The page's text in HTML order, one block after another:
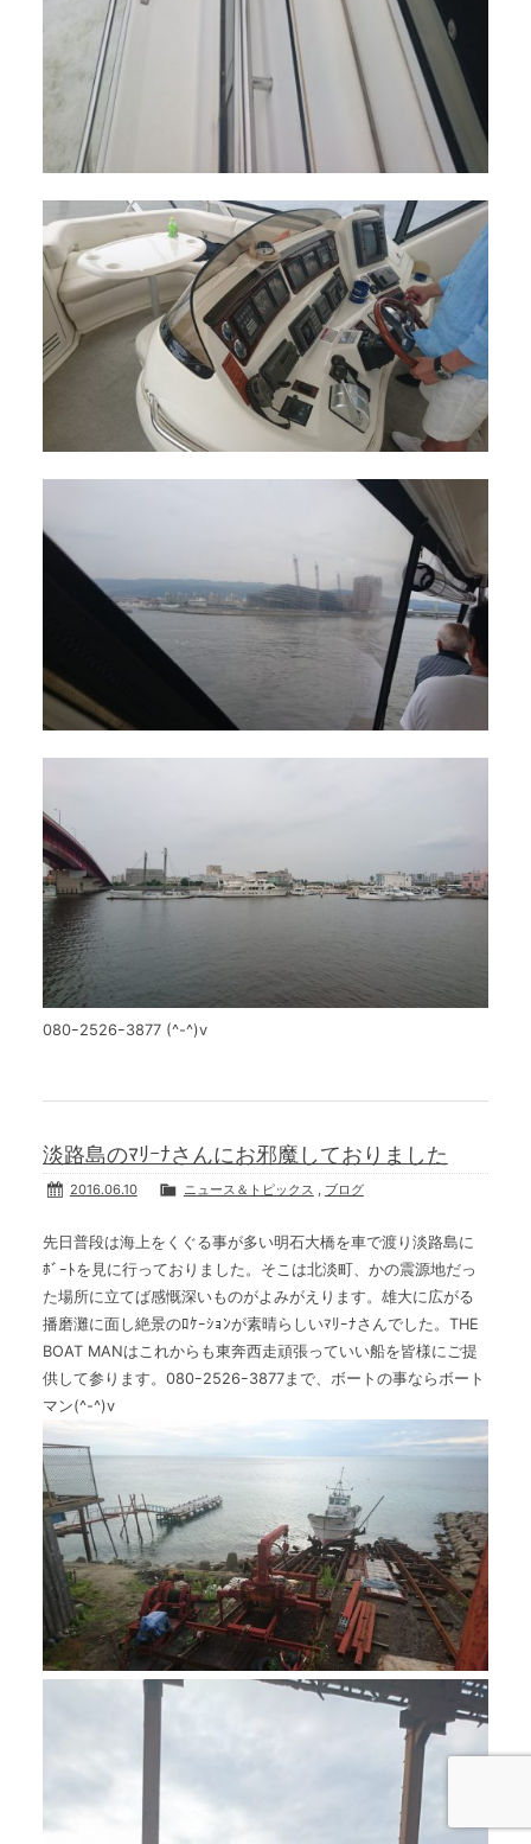
080ｰ2526ｰ3877 (^-^)v
淡路島のﾏﾘｰﾅさんにお邪魔しておりました
2016.06.10 ニュース＆トピックス , ブログ
先日普段は海上をくぐる事が多い明石大橋を車で渡り淡路島に
ﾎﾞｰﾄを見に行っておりました。そこは北淡町、かの震源地だっ
た場所に立てば感慨深いものがよみがえります。雄大に広がる
播磨灘に面し絶景のﾛｹｰｼｮﾝが素晴らしいﾏﾘｰﾅさんでした。THE
BOAT MANはこれからも東奔西走頑張っていい船を皆様にご提
供して参ります。080ｰ2526ｰ3877まで、ボートの事ならボート
マン(^-^)v